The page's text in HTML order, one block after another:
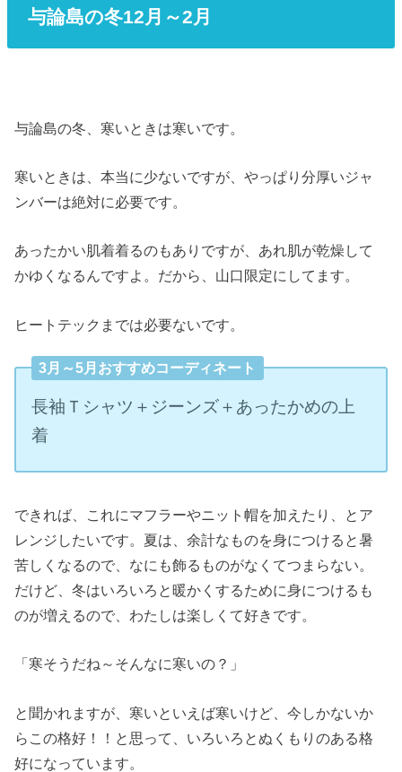
与論島の冬12月～2月
与論島の冬、寒いときは寒いです。
寒いときは、本当に少ないですが、やっぱり分厚いジャ
ンバーは絶対に必要です。
あったかい肌着着るのもありですが、あれ肌が乾燥して
かゆくなるんですよ。だから、山口限定にしてます。
ヒートテックまでは必要ないです。
3月～5月おすすめコーディネート
長袖Ｔシャツ＋ジーンズ＋あったかめの上
着
できれば、これにマフラーやニット帽を加えたり、とア
レンジしたいです。夏は、余計なものを身につけると暑
苦しくなるので、なにも飾るものがなくてつまらない。
だけど、冬はいろいろと暖かくするために身につけるも
のが増えるので、わたしは楽しくて好きです。
「寒そうだね～そんなに寒いの？」
と聞かれますが、寒いといえば寒いけど、今しかないか
らこの格好！！と思って、いろいろとぬくもりのある格
好になっています。